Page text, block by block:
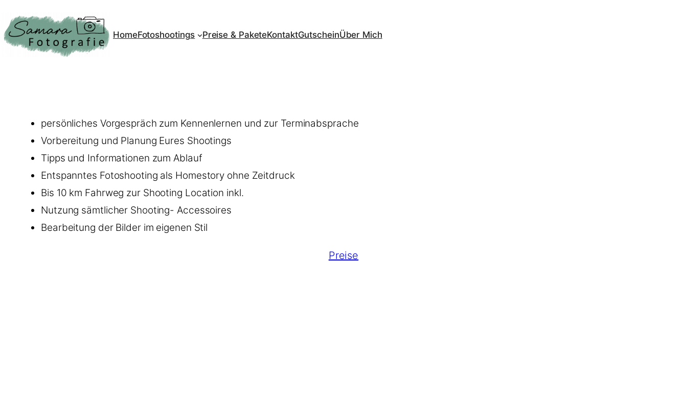
HomeFotoshootings Preise & PaketeKontaktGutscheinÜber Mich
persönliches Vorgespräch zum Kennenlernen und zur Terminabsprache
Vorbereitung und Planung Eures Shootings
Tipps und Informationen zum Ablauf
Entspanntes Fotoshooting als Homestory ohne Zeitdruck
Bis 10 km Fahrweg zur Shooting Location inkl.
Nutzung sämtlicher Shooting- Accessoires
Bearbeitung der Bilder im eigenen Stil
Preise